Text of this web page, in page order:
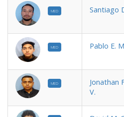
MED Santiago
MED Pablo E.
MED
Jonathan
V.